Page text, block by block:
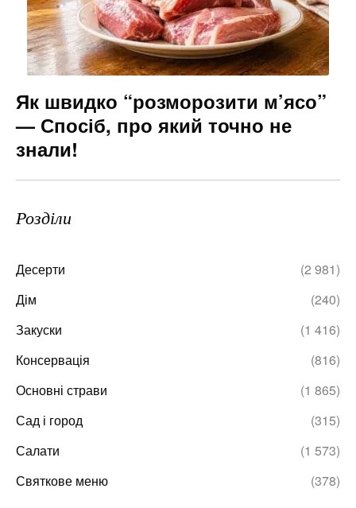
Як швидко “розморозити м’ясо”
— Спосіб, про який точно не
знали!
Розділи
Десерти
(2 981)
Дім
(240)
Закуски
(1 416)
Консервація
(816)
Основні страви
(1 865)
Сад і город
(315)
Салати
(1 573)
Святкове меню
(378)